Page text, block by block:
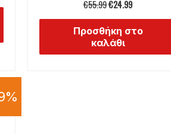
Βαθμολογήθηκε
με
5.00
από 5
€55.99€24.99
Προσθήκη στο
καλάθι